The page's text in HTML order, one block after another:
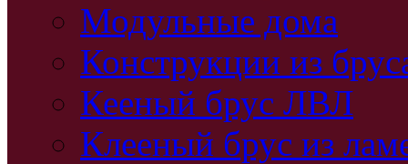
Модульные дома
Конструкции из
Кееный брус ЛВЛ
Клееный брус из